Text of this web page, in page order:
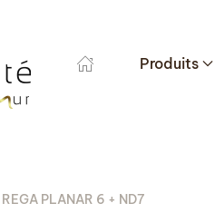
Produits
REGA PLANAR 6 + ND7